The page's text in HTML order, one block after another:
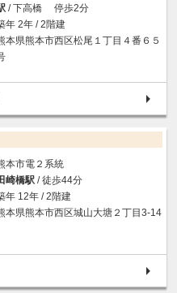
/ 下高橋 停歩2分
年 2年 / 2階建
本県熊本市西区松尾１丁目４番６５
本市電２系統
崎橋駅 / 徒歩44分
年 12年 / 2階建
本県熊本市西区城山大塘２丁目3-14